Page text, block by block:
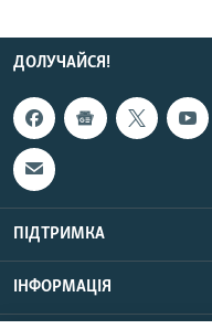
ДОЛУЧАЙСЯ!
ПІДТРИМКА
ІНФОРМАЦІЯ